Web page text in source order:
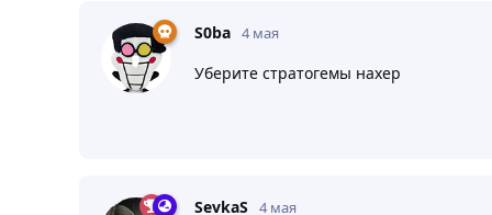
S0ba 4 мая
Уберите стратогемы нахер
SevkaS 4 мая